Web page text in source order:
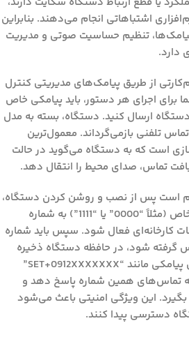
اشتباهاتی انجام می‌دهند. بنابراین
تنظیم حساسیت صوتی و مدیریت
دارد.
از طریق پیامک‌های مدیریتی کنترل
اجرای هر دستور، باید پیامکی خاص
ارسال کنید. دستگاه، بسته به مدل
تلفنی بازمی‌گرداند. معمول‌ترین
است که به دستگاه می‌گوید در حالت
تماس، صدای محیط را انتقال دهد.
است پس از نصب و روشن کردن دستگاه،
یک پیامک با محتوای عددی خاص (مثلاً “0000” یا “1111”) به شماره
کارخانه‌ای فعال شود. سپس باید شماره
گرفته شود، در حافظه دستگاه ذخیره
شود. در برخی مدل‌ها، ارسال پیامکی مانند “SET+0912XXXXXXX”
تماس‌های همین شماره پاسخ دهد و
این ویژگی امنیتی باعث می‌شود
دسترسی پیدا کنند.